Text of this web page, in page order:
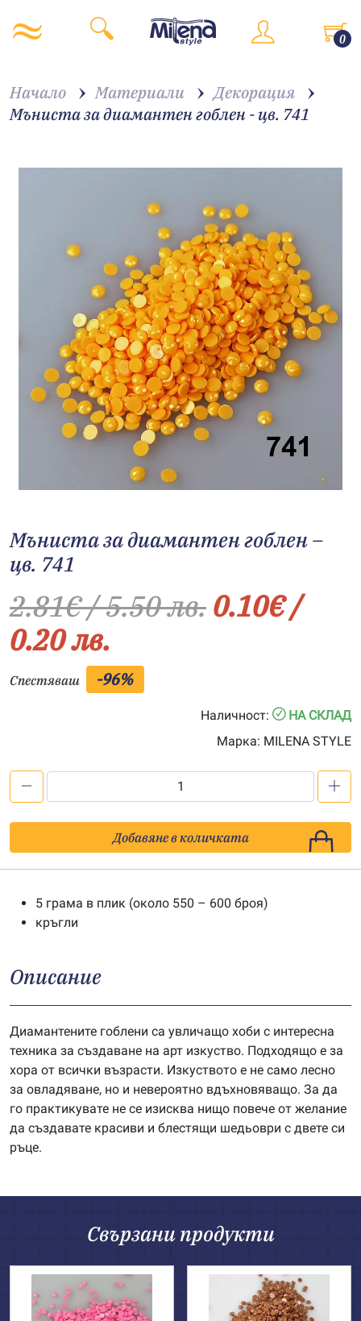
0
Начало Материали
Декорация
Мъниста за диамантен гоблен - цв. 741
Мъниста за диамантен гоблен –
цв. 741
2.81€/ 5.50 лв.0.10€/
0.20 лв.
Спестяваш -96%
Наличност:
НА СКЛАД
Марка: MILENA STYLE
за
диамантен
цв.
Добавяне в количката
5 грама в плик (около 550 – 600 броя)
кръгли
Описание
Диамантените гоблени са увличащо хоби с интересна
техника за създаване на арт изкуство. Подходящо е за
хора от всички възрасти. Изкуството е не само лесно
за овладяване, но и невероятно вдъхновяващо. За да
го практикувате не се изисква нищо повече от желание
да създавате красиви и блестящи шедьоври с двете си
ръце.
Свързани продукти